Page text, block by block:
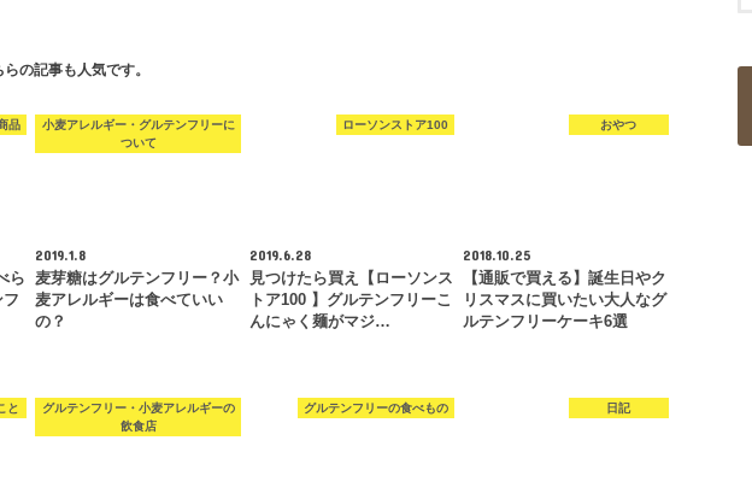
らの記事も人気です。
品
ら
小麦アレルギー・グルテンフリーに
ついて
2019.1.8
麦芽糖はグルテンフリー？小
麦アレルギーは食べていい
の？
ローソンストア100
2019.6.28
見つけたら買え【ローソンス
トア100 】グルテンフリーこ
んにゃく麺がマジ…
おやつ
2018.10.25
【通販で買える】誕生日やク
リスマスに買いたい大人なグ
ルテンフリーケーキ6選
と
グルテンフリー・小麦アレルギーの
飲食店
グルテンフリーの食べもの 日記